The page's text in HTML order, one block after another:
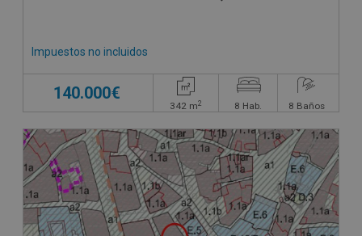
Impuestos no incluidos
140.000€
342 m2 8 Hab. 8 Baños